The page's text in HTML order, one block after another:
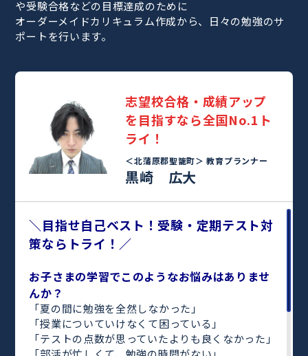
や受験合格などの目標達成のために
オーダーメイドカリキュラム作成から、日々の勉強のサ
ポートを行います。
志望校合格・成績アップ
を目指すなら全国No.1ト
ライ！
＜北蒲原郡聖籠町＞教育プランナー
黒崎 広大
＼目指せ自己ベスト！受験・定期テスト対
策ならトライ！／
お子さまの学習でこのようなお悩みはありませ
んか？
「夏の間に勉強を全然しなかった」
「授業についていけなくて困っている」
「テストの点数が思っていたよりも良くなかった」